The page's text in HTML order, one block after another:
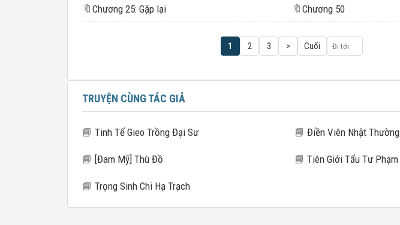
🔖 Chương 25: Gặp lại 🔖 Chương 50
1 2 3 > Cuối
TRUYỆN CÙNG TÁC GIẢ
📘 Tinh Tế Gieo Trồng Đại Sư 📘 Điền Viên Nhật Thường
📘 [Đam Mỹ] Thù Đồ 📘 Tiên Giới Tẩu Tư Phạm
📘 Trọng Sinh Chi Hạ Trạch